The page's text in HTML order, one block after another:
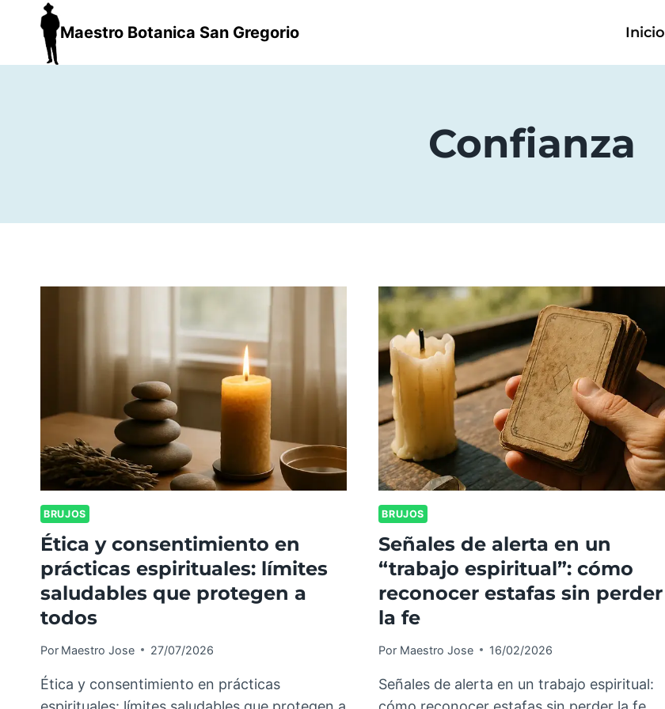
Maestro Botanica San Gregorio Inicio
Confianza
BRUJOS
Ética y consentimiento en
prácticas espirituales: límites
saludables que protegen a
todos
Por Maestro Jose 27/07/2026
Ética y consentimiento en prácticas
BRUJOS
Señales de alerta en un
“trabajo espiritual”: cómo
reconocer estafas sin perder
la fe
Por Maestro Jose 16/02/2026
Señales de alerta en un trabajo espiritual: